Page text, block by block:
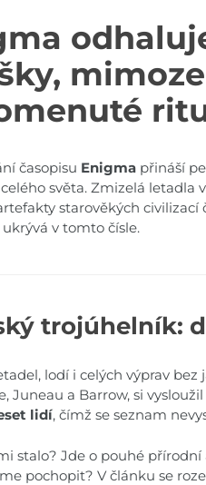
vydání
časopisu Enigma přináší
světa. Zmizelá letadla v
starověkých civilizací
v tomto čísle.
trojúhelník:
lodí i celých výprav bez
Juneau a Barrow, si
lidí, čímž se seznam
stalo? Jde o pouhé
pochopit? V článku se